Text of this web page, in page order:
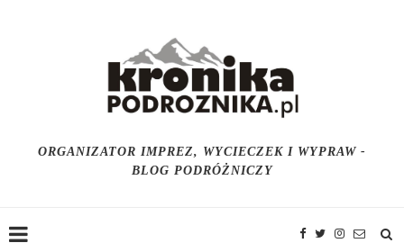
ORGANIZATOR IMPREZ, WYCIECZEK I WYPRAW -
BLOG PODRÓŻNICZY